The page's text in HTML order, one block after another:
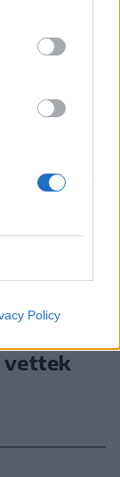
Policy
vettek